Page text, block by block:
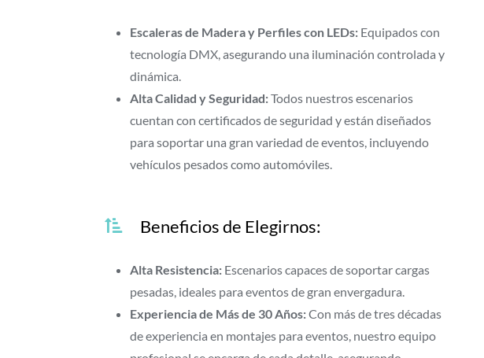
Escaleras de Madera y Perfiles con LEDs:Equipados con
tecnología DMX, asegurando una iluminación controlada y
dinámica.
Alta Calidad y Seguridad:Todos nuestros escenarios
cuentan con certificados de seguridad y están diseñados
para soportar una gran variedad de eventos, incluyendo
vehículos pesados como automóviles.
Beneficios de Elegirnos:
Alta Resistencia:Escenarios capaces de soportar cargas
pesadas, ideales para eventos de gran envergadura.
Experiencia de Más de 30 Años:Con más de tres décadas
de experiencia en montajes para eventos, nuestro equipo